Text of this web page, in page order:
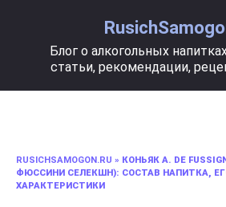
содержаниюБлог о алкогольных
статьи, рекомендации,
RUSICHSAMOGON.RU » КОНЬЯК A. DE
ФЮССИНИ СЕЛЕКШН): СОСТАВ НАПИТКА,
ХАРАКТЕРИСТИКИ